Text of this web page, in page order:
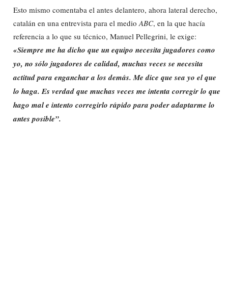
Esto mismo comentaba el antes delantero, ahora lateral derecho,
catalán en una entrevista para el medio ABC, en la que hacía
referencia a lo que su técnico, Manuel Pellegrini, le exige:
«Siempre me ha dicho que un equipo necesita jugadores como
yo, no sólo jugadores de calidad, muchas veces se necesita
actitud para enganchar a los demás. Me dice que sea yo el que
lo haga. Es verdad que muchas veces me intenta corregir lo que
hago mal e intento corregirlo rápido para poder adaptarme lo
antes posible”.